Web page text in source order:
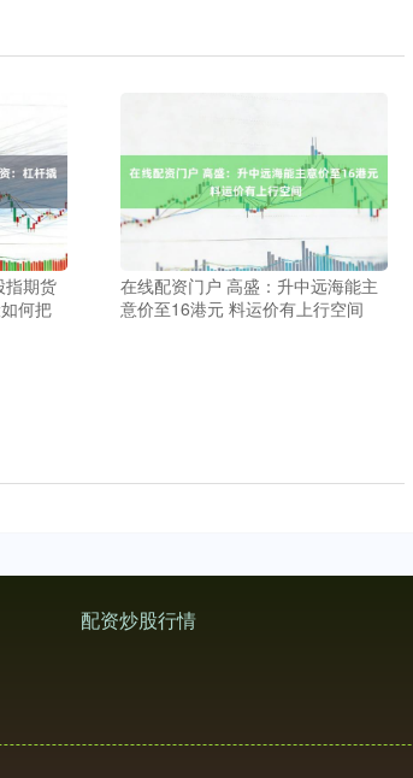
指期货
何把
在线配资门户 高盛：升中远海能主
意价至16港元 料运价有上行空间
配资炒股行情